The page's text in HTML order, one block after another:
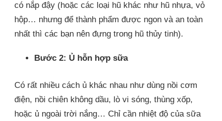
có nắp đậy (hoặc các loại hũ khác như hũ nhựa, vỏ
hộp… nhưng để thành phẩm được ngon và an toàn
nhất thì các bạn nên đựng trong hũ thủy tinh).
Bước 2: Ủ hỗn hợp sữa
Có rất nhiều cách ủ khác nhau như dùng nồi cơm
điện, nồi chiên không dầu, lò vi sóng, thùng xốp,
hoặc ủ ngoài trời nắng… Chỉ cần nhiệt độ của sữa